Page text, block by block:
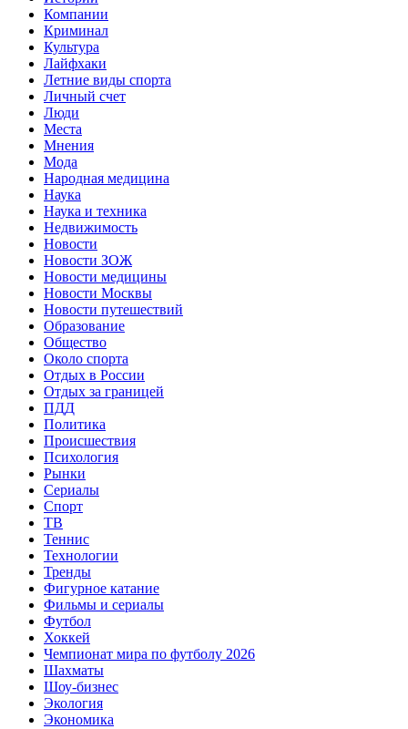
Компании
Криминал
Культура
Лайфхаки
Летние виды спорта
Личный счет
Люди
Места
Мнения
Мода
Народная медицина
Наука
Наука и техника
Недвижимость
Новости
Новости ЗОЖ
Новости медицины
Новости Москвы
Новости путешествий
Образование
Общество
Около спорта
Отдых в России
Отдых за границей
ПДД
Политика
Происшествия
Психология
Рынки
Сериалы
Спорт
ТВ
Теннис
Технологии
Тренды
Фигурное катание
Фильмы и сериалы
Футбол
Хоккей
Чемпионат мира по футболу 2026
Шахматы
Шоу-бизнес
Экология
Экономика